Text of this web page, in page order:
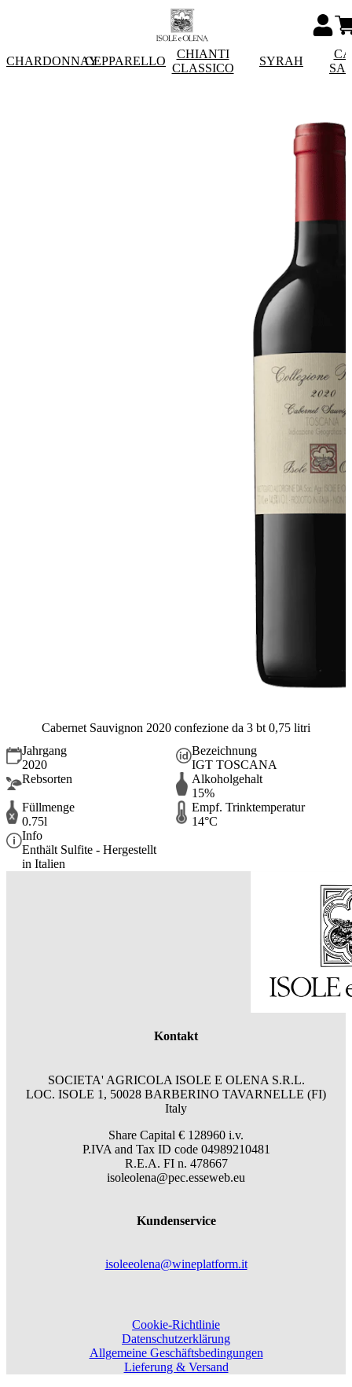
CHARDONNAYCEPPARELLO
CHIANTI
CLASSICO
SYRAH
Cabernet Sauvignon 2020 confezione da 3 bt 0,75 litri
Jahrgang
2020
Bezeichnung
IGT TOSCANA
Rebsorten
Alkoholgehalt
15%
Füllmenge
0.75l
Empf. Trinktemperatur
14°C
Info
Enthält Sulfite - Hergestellt
in Italien
Kontakt
SOCIETA' AGRICOLA ISOLE E OLENA S.R.L.
LOC. ISOLE 1, 50028 BARBERINO TAVARNELLE (FI)
Italy
Share Capital € 128960 i.v.
P.IVA and Tax ID code 04989210481
R.E.A. FI n. 478667
isoleolena@pec.esseweb.eu
Kundenservice
isoleeolena@wineplatform.it
Cookie-Richtlinie
Datenschutzerklärung
Allgemeine Geschäftsbedingungen
Lieferung & Versand